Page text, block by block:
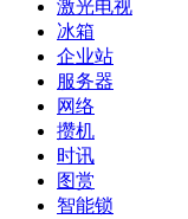
激光电视
冰箱
企业站
服务器
网络
攒机
时讯
图赏
智能锁